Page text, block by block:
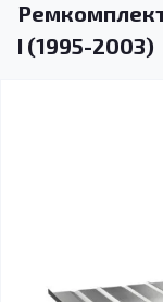
I (1995-2003)